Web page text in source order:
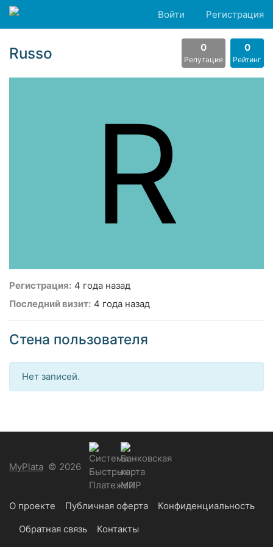
Войти Регистрация
Russo 0
Репутация
0
Рейтинг
R
Регистрация: 4 года назад
Последний визит: 4 года назад
Стена пользователя
Нет записей.
MyPlata © 2026
О проекте Публичная оферта
Конфиденциальность
Обратная связь
Контакты